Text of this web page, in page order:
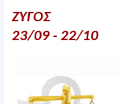
ΖΥΓΟΣ
23/09 - 22/10